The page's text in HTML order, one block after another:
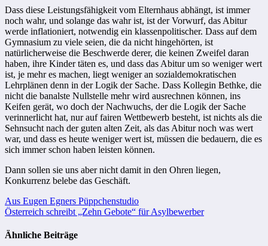
Dass diese Leistungsfähigkeit vom Elternhaus abhängt, ist immer
noch wahr, und solange das wahr ist, ist der Vorwurf, das Abitur
werde inflationiert, notwendig ein klassenpolitischer. Dass auf dem
Gymnasium zu viele seien, die da nicht hingehörten, ist
natürlicherweise die Beschwerde derer, die keinen Zweifel daran
haben, ihre Kinder täten es, und dass das Abitur um so weniger wert
ist, je mehr es machen, liegt weniger an sozialdemokratischen
Lehrplänen denn in der Logik der Sache. Dass Kollegin Bethke, die
nicht die banalste Nullstelle mehr wird ausrechnen können, ins
Keifen gerät, wo doch der Nachwuchs, der die Logik der Sache
verinnerlicht hat, nur auf fairen Wettbewerb besteht, ist nichts als die
Sehnsucht nach der guten alten Zeit, als das Abitur noch was wert
war, und dass es heute weniger wert ist, müssen die bedauern, die es
sich immer schon haben leisten können.
Dann sollen sie uns aber nicht damit in den Ohren liegen,
Konkurrenz belebe das Geschäft.
Beitragsnavigation
Aus Eugen Egners Püppchenstudio
Österreich schreibt „Zehn Gebote“ für Asylbewerber
Ähnliche Beiträge